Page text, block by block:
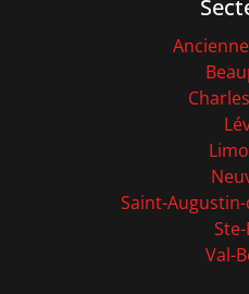
Saint-
Val-